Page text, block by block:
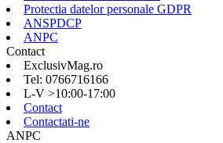
Protectia datelor personale GDPR
ANSPDCP
ANPC
Contact
ExclusivMag.ro
Tel: 0766716166
L-V >10:00-17:00
Contact
Contactati-ne
ANPC